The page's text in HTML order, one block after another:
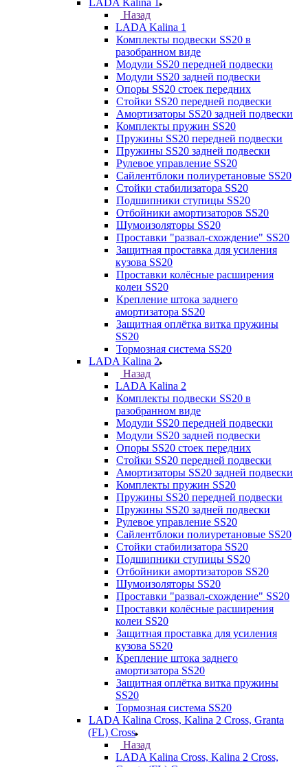
LADA Kalina 1
Назад
LADA Kalina 1
Комплекты подвески SS20 в
разобранном виде
Модули SS20 передней подвески
Модули SS20 задней подвески
Опоры SS20 стоек передних
Стойки SS20 передней подвески
Амортизаторы SS20 задней подвески
Комплекты пружин SS20
Пружины SS20 передней подвески
Пружины SS20 задней подвески
Рулевое управление SS20
Сайлентблоки полиуретановые SS20
Стойки стабилизатора SS20
Подшипники ступицы SS20
Отбойники амортизаторов SS20
Шумоизоляторы SS20
Проставки "развал-схождение" SS20
Защитная проставка для усиления
кузова SS20
Проставки колёсные расширения
колеи SS20
Крепление штока заднего
амортизатора SS20
Защитная оплётка витка пружины
SS20
Тормозная система SS20
LADA Kalina 2
Назад
LADA Kalina 2
Комплекты подвески SS20 в
разобранном виде
Модули SS20 передней подвески
Модули SS20 задней подвески
Опоры SS20 стоек передних
Стойки SS20 передней подвески
Амортизаторы SS20 задней подвески
Комплекты пружин SS20
Пружины SS20 передней подвески
Пружины SS20 задней подвески
Рулевое управление SS20
Сайлентблоки полиуретановые SS20
Стойки стабилизатора SS20
Подшипники ступицы SS20
Отбойники амортизаторов SS20
Шумоизоляторы SS20
Проставки "развал-схождение" SS20
Проставки колёсные расширения
колеи SS20
Защитная проставка для усиления
кузова SS20
Крепление штока заднего
амортизатора SS20
Защитная оплётка витка пружины
SS20
Тормозная система SS20
LADA Kalina Cross, Kalina 2 Cross, Granta
(FL) Cross
Назад
LADA Kalina Cross, Kalina 2 Cross,